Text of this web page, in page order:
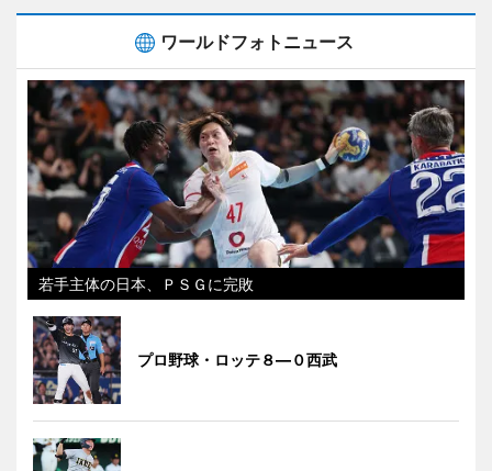
ワールドフォトニュース
若手主体の日本、ＰＳＧに完敗
プロ野球・ロッテ８―０西武